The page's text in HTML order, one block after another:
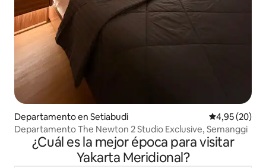
Departamento en Setiabudi Calificación
4,95 (20)
Departamento The Newton 2 Studio Exclusive, Semanggi
¿Cuál es la mejor época para visitar
Yakarta Meridional?